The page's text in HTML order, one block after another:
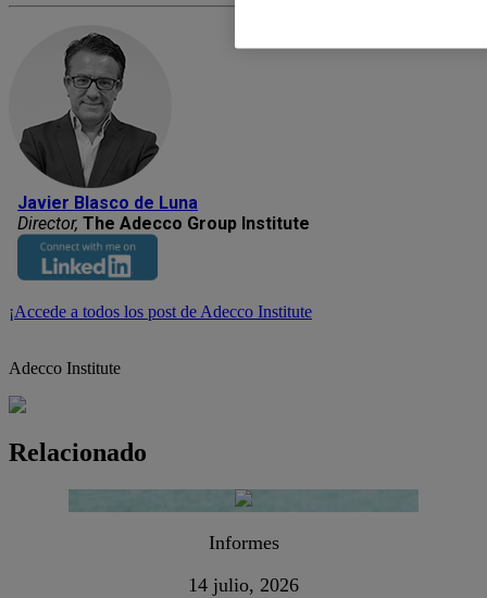
Javier Blasco de Luna
Director, The Adecco Group Institute
¡Accede a todos los post de Adecco Institute
Adecco Institute
Relacionado
Informes
14 julio, 2026